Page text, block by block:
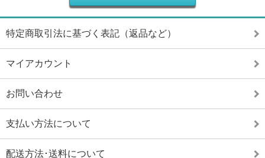
特定商取引法に基づく表記（返品など）
マイアカウント
お問い合わせ
支払い方法について
配送方法･送料について